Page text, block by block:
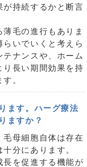
が持続するかと断言
毛の進行もありま
いでいくと考えら
ナンスや、ホーム
長い期間効果を持
。
ます。ハーグ療法
ますか？
母細胞自体は存在
分にあります。
長を促進する機能が